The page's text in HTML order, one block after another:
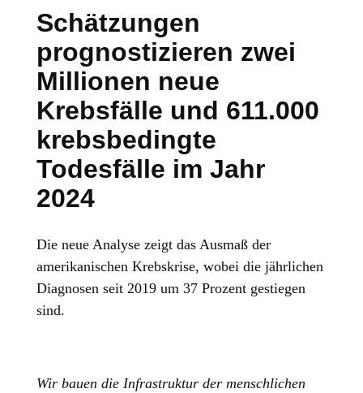
Schätzungen
prognostizieren zwei
Millionen neue
Krebsfälle und 611.000
krebsbedingte
Todesfälle im Jahr
2024
Die neue Analyse zeigt das Ausmaß der
amerikanischen Krebskrise, wobei die jährlichen
Diagnosen seit 2019 um 37 Prozent gestiegen
sind.
Wir bauen die Infrastruktur der menschlichen